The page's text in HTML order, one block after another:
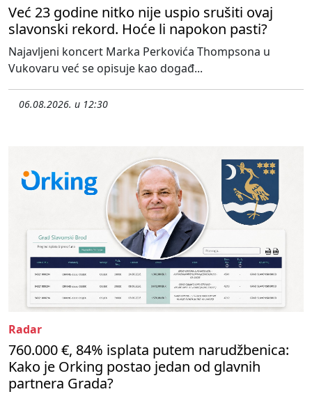
Već 23 godine nitko nije uspio srušiti ovaj
slavonski rekord. Hoće li napokon pasti?
Najavljeni koncert Marka Perkovića Thompsona u
Vukovaru već se opisuje kao događ...
06.08.2026. u 12:30
Radar
760.000 €, 84% isplata putem narudžbenica:
Kako je Orking postao jedan od glavnih
partnera Grada?